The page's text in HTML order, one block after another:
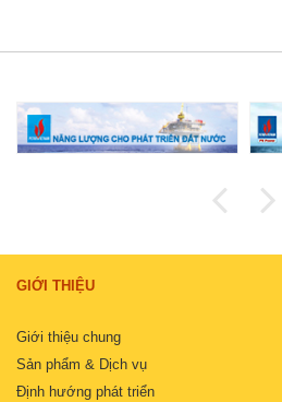
GIỚI THIỆU
Giới thiệu chung
Sản phẩm & Dịch vụ
Định hướng phát triển